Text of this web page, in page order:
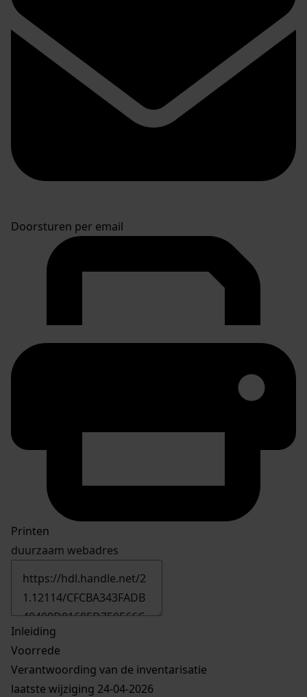
Doorsturen per email
Printen
duurzaam webadres
Inleiding
Voorrede
Verantwoording van de inventarisatie
laatste wijziging 24-04-2026